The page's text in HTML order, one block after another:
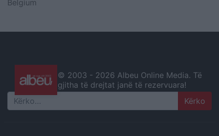
Belgium
© 2003 - 2026 Albeu Online Media. Të
gjitha të drejtat janë të rezervuara!
Search